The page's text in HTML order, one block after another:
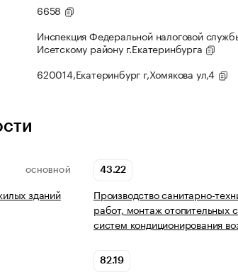
6658
Инспекция Федеральной налоговой
Исетскому району г.Екатеринбурга
620014,Екатеринбург г,Хомякова ул,4
ОСНОВНОЙ
зданий
43.22
Производство санитарно-
работ, монтаж отопительных
систем кондиционирования
82.19